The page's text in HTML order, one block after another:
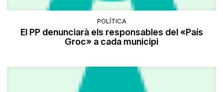
POLÍTICA
El PP denunciarà els responsables del «País
Groc» a cada municipi